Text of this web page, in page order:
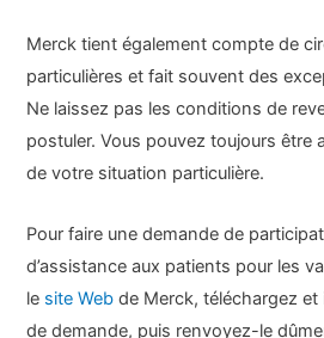
Merck tient également compte de
particulières et fait souvent des
Ne laissez pas les conditions de
postuler. Vous pouvez toujours être
de votre situation particulière.
Pour faire une demande de
d’assistance aux patients pour les
le site Web de Merck, téléchargez
de demande, puis renvoyez-le